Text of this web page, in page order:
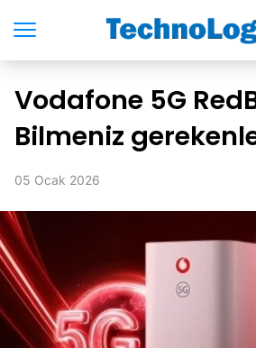
Vodafone 5G
Bilmeniz
05 Ocak 2026